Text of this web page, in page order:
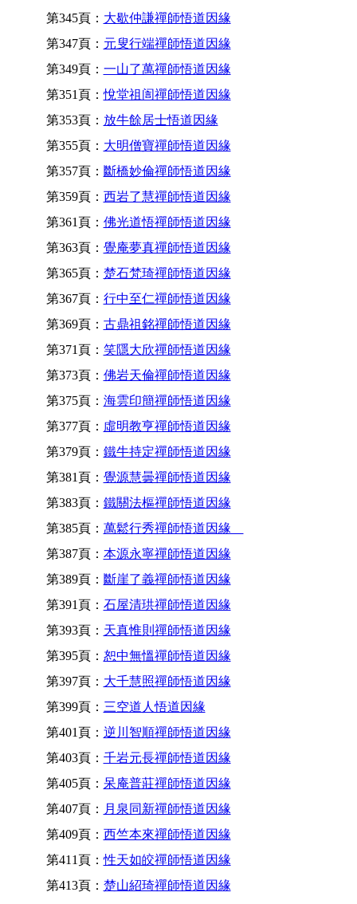
第345頁： 大歇仲謙禪師悟道因緣
第347頁： 元叟行端禪師悟道因緣
第349頁： 一山了萬禪師悟道因緣
第351頁：悅堂祖訚禪師悟道因緣
第353頁： 放牛餘居士悟道因緣
第355頁： 大明僧寶禪師悟道因緣
第357頁： 斷橋妙倫禪師悟道因緣
第359頁： 西岩了慧禪師悟道因緣
第361頁： 佛光道悟禪師悟道因緣
第363頁： 覺庵夢真禪師悟道因緣
第365頁： 楚石梵琦禪師悟道因緣
第367頁： 行中至仁禪師悟道因緣
第369頁： 古鼎祖銘禪師悟道因緣
第371頁： 笑隱大欣禪師悟道因緣
第373頁： 佛岩天倫禪師悟道因緣
第375頁： 海雲印簡禪師悟道因緣
第377頁： 虛明教亨禪師悟道因緣
第379頁： 鐵牛持定禪師悟道因緣
第381頁： 覺源慧曇禪師悟道因緣
第383頁： 鐵關法樞禪師悟道因緣
第385頁： 萬鬆行秀禪師悟道因緣
第387頁： 本源永寧禪師悟道因緣
第389頁： 斷崖了義禪師悟道因緣
第391頁： 石屋清珙禪師悟道因緣
第393頁： 天真惟則禪師悟道因緣
第395頁： 恕中無慍禪師悟道因緣
第397頁： 大千慧照禪師悟道因緣
第399頁： 三空道人悟道因緣
第401頁： 逆川智順禪師悟道因緣
第403頁： 千岩元長禪師悟道因緣
第405頁： 呆庵普莊禪師悟道因緣
第407頁： 月泉同新禪師悟道因緣
第409頁： 西竺本來禪師悟道因緣
第411頁：性天如皎禪師悟道因緣
第413頁： 楚山紹琦禪師悟道因緣